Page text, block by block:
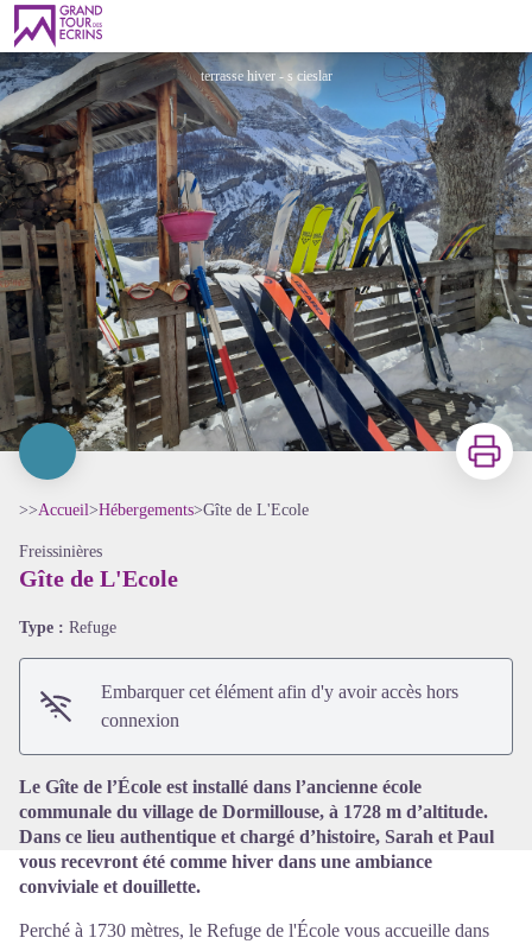
Gîte de L'Ecole
terrasse hiver - s cieslar
Voir l'image en plein écran
Imprimer
>>Accueil>Hébergements>Gîte de L'Ecole
Freissinières
Gîte de L'Ecole
Type : Refuge
Embarquer cet élément afin d'y avoir accès hors
connexion
Le Gîte de l’École est installé dans l’ancienne école
communale du village de Dormillouse, à 1728 m d’altitude.
Dans ce lieu authentique et chargé d’histoire, Sarah et Paul
vous recevront été comme hiver dans une ambiance
conviviale et douillette.
Perché à 1730 mètres, le Refuge de l'École vous accueille dans